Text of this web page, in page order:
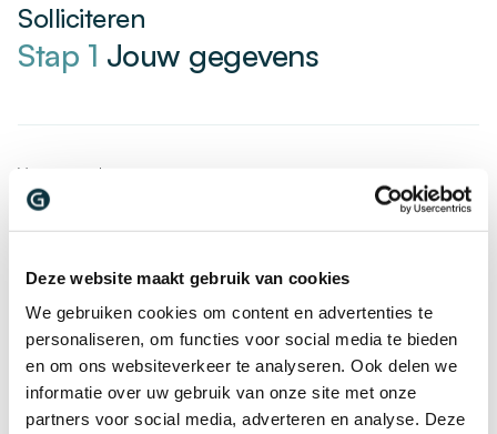
Deze website maakt gebruik van cookies
We gebruiken cookies om content en advertenties te
personaliseren, om functies voor social media te bieden
en om ons websiteverkeer te analyseren. Ook delen we
informatie over uw gebruik van onze site met onze
partners voor social media, adverteren en analyse. Deze
Solliciteren
Stap 1 Jouw gegevens
Voornaam *
E-mailadres*